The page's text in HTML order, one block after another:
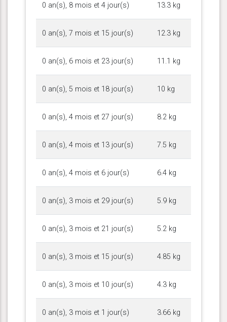
0 an(s), 8 mois et 4 jour(s) 13.3 kg
0 an(s), 7 mois et 15 jour(s) 12.3 kg
0 an(s), 6 mois et 23 jour(s) 11.1 kg
0 an(s), 5 mois et 18 jour(s) 10 kg
0 an(s), 4 mois et 27 jour(s) 8.2 kg
0 an(s), 4 mois et 13 jour(s) 7.5 kg
0 an(s), 4 mois et 6 jour(s) 6.4 kg
0 an(s), 3 mois et 29 jour(s) 5.9 kg
0 an(s), 3 mois et 21 jour(s) 5.2 kg
0 an(s), 3 mois et 15 jour(s) 4.85 kg
0 an(s), 3 mois et 10 jour(s) 4.3 kg
0 an(s), 3 mois et 1 jour(s) 3.66 kg